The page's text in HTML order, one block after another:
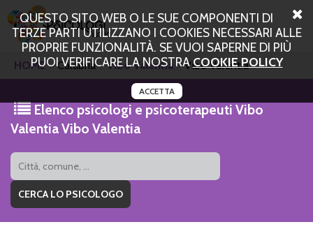
QUESTO SITO WEB O LE SUE COMPONENTI DI
TERZE PARTI UTILIZZANO I COOKIES NECESSARI ALLE
PROPRIE FUNZIONALITÀ. SE VUOI SAPERNE DI PIÙ
PUOI VERIFICARE LA NOSTRACOOKIE POLICY
ACCETTA
HOME Calabria Vibo Valentia Vibo Valentia
Elenco psicologi e psicoterapeuti Vibo
Valentia Vibo Valentia